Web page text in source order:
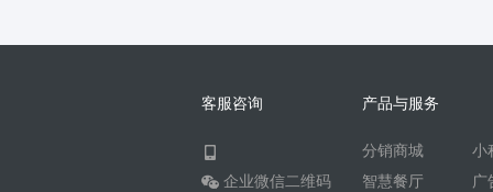
客服咨询
企业微信二维码
产品与服务
分销商城
智慧餐厅
小
广